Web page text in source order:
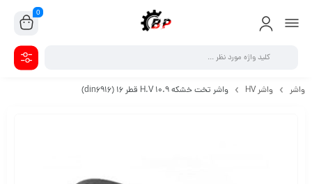
0
واشر واشر HV واشر تخت خشکه H.V 10.9 قطر 16 (din6916)